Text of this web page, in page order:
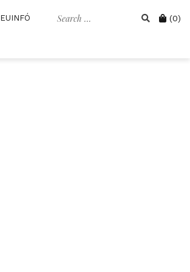
Search Cart
(0)
EUINFÓ